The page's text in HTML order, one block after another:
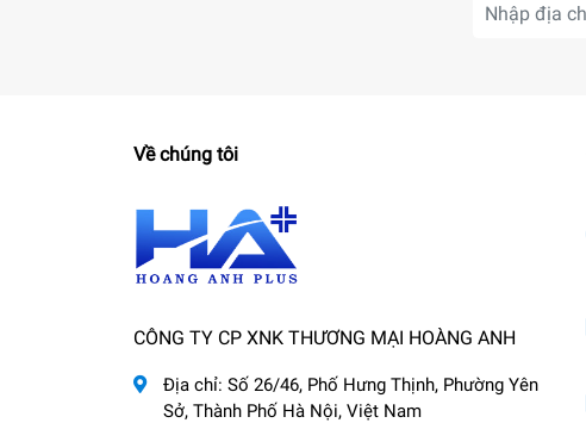
Về chúng tôi
CÔNG TY CP XNK THƯƠNG MẠI HOÀNG ANH
Địa chỉ: Số 26/46, Phố Hưng Thịnh, Phường Yên
Sở, Thành Phố Hà Nội, Việt Nam